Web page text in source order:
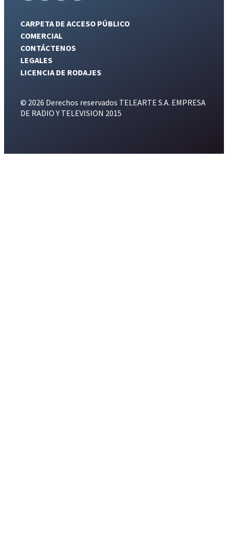
CARPETA DE ACCESO PÚBLICO
COMERCIAL
CONTÁCTENOS
LEGALES
LICENCIA DE RODAJES
© 2026 Derechos reservados TELEARTE S.A. EMPRESA
DE RADIO Y TELEVISION 2015